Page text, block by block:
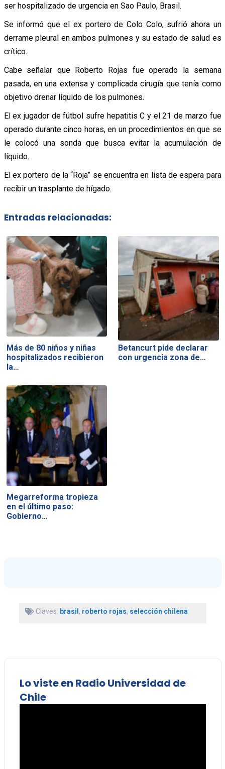
ser hospitalizado de urgencia en Sao Paulo, Brasil.
Se informó que el ex portero de Colo Colo, sufrió ahora un
derrame pleural en ambos pulmones y su estado de salud es
crítico.
Cabe señalar que Roberto Rojas fue operado la semana
pasada, en una extensa y complicada cirugía que tenía como
objetivo drenar líquido de los pulmones.
El ex jugador de fútbol sufre hepatitis C y el 21 de marzo fue
operado durante cinco horas, en un procedimientos en que se
le colocó una sonda que busca evitar la acumulación de
líquido.
El ex portero de la “Roja” se encuentra en lista de espera para
recibir un trasplante de hígado.
Entradas relacionadas:
Más de 80 niños y niñas
hospitalizados recibieron
la…
Betancurt pide declarar
con urgencia zona de…
Megarreforma tropieza
en el último paso:
Gobierno…
Claves: brasil, roberto rojas, selección chilena
Lo viste en Radio Universidad de
Chile